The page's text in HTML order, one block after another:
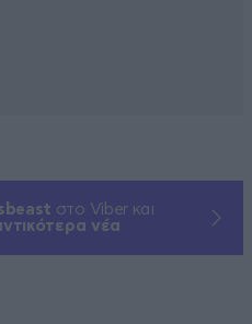
στο Viber και
νέα